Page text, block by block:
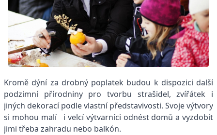
Kromě dýní za drobný poplatek budou k dispozici další
podzimní přírodniny pro tvorbu strašidel, zvířátek i
jiných dekorací podle vlastní představivosti. Svoje výtvory
si mohou malí i velcí výtvarníci odnést domů a vyzdobit
jimi třeba zahradu nebo balkón.